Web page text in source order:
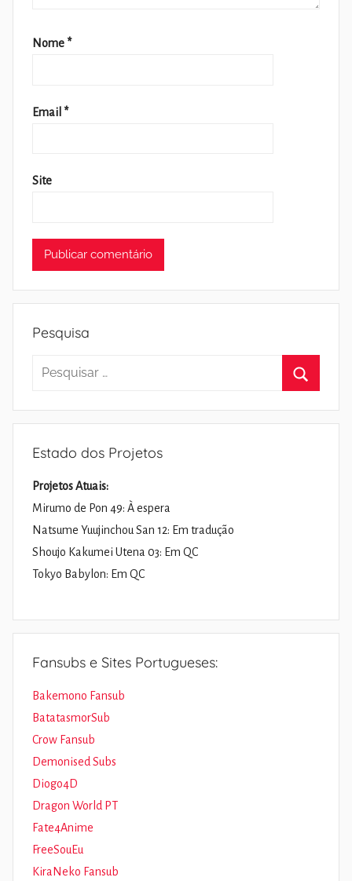
Nome *
Email *
Site
Pesquisa
Pesquisar
Estado dos Projetos
Projetos Atuais:
Mirumo de Pon 49: À espera
Natsume Yuujinchou San 12: Em tradução
Shoujo Kakumei Utena 03: Em QC
Tokyo Babylon: Em QC
Fansubs e Sites Portugueses:
Bakemono Fansub
BatatasmorSub
Crow Fansub
Demonised Subs
Diogo4D
Dragon World PT
Fate4Anime
FreeSouEu
KiraNeko Fansub